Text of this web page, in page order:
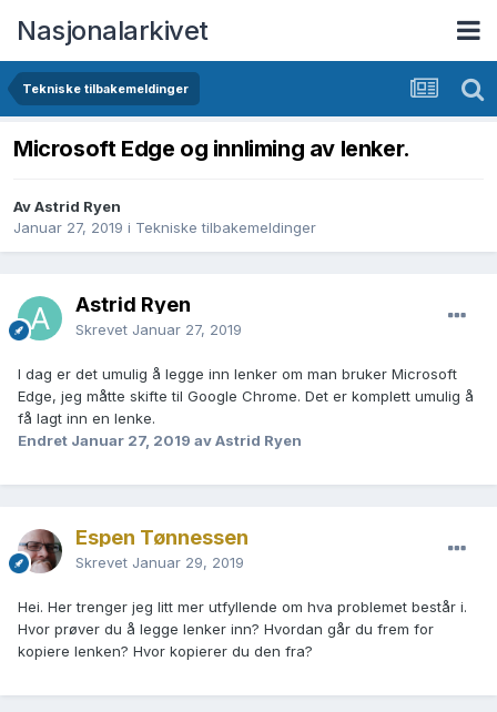
Nasjonalarkivet
Tekniske tilbakemeldinger
Microsoft Edge og innliming av lenker.
Av Astrid Ryen
Januar 27, 2019 i Tekniske tilbakemeldinger
Astrid Ryen
Skrevet Januar 27, 2019
I dag er det umulig å legge inn lenker om man bruker Microsoft
Edge, jeg måtte skifte til Google Chrome. Det er komplett umulig å
få lagt inn en lenke.
Endret Januar 27, 2019 av Astrid Ryen
Espen Tønnessen
Skrevet Januar 29, 2019
Hei. Her trenger jeg litt mer utfyllende om hva problemet består i.
Hvor prøver du å legge lenker inn? Hvordan går du frem for
kopiere lenken? Hvor kopierer du den fra?